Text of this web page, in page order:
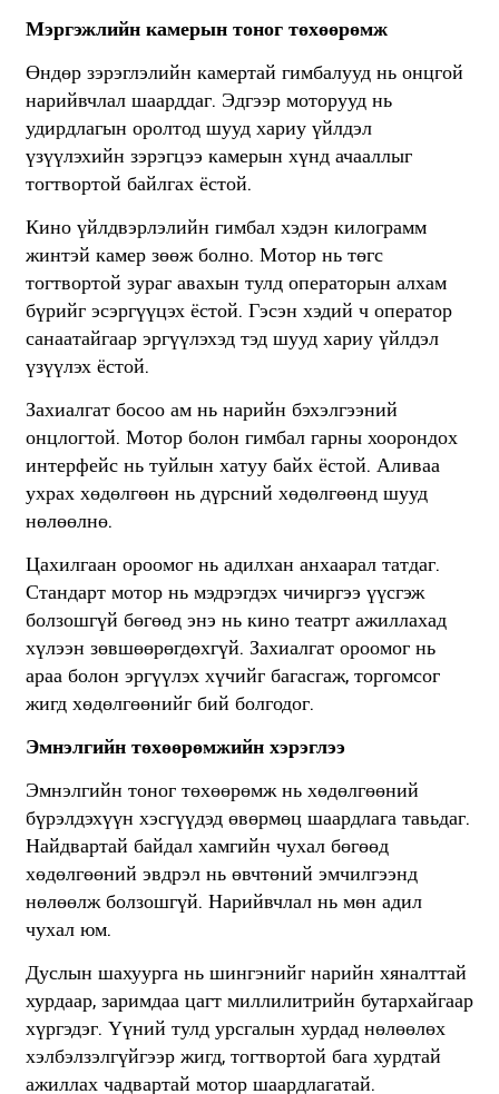
Мэргэжлийн камерын тоног төхөөрөмж
Өндөр зэрэглэлийн камертай гимбалууд нь онцгой
нарийвчлал шаарддаг. Эдгээр моторууд нь
удирдлагын оролтод шууд хариу үйлдэл
үзүүлэхийн зэрэгцээ камерын хүнд ачааллыг
тогтвортой байлгах ёстой.
Кино үйлдвэрлэлийн гимбал хэдэн килограмм
жинтэй камер зөөж болно. Мотор нь төгс
тогтвортой зураг авахын тулд операторын алхам
бүрийг эсэргүүцэх ёстой. Гэсэн хэдий ч оператор
санаатайгаар эргүүлэхэд тэд шууд хариу үйлдэл
үзүүлэх ёстой.
Захиалгат босоо ам нь нарийн бэхэлгээний
онцлогтой. Мотор болон гимбал гарны хоорондох
интерфейс нь туйлын хатуу байх ёстой. Аливаа
ухрах хөдөлгөөн нь дүрсний хөдөлгөөнд шууд
нөлөөлнө.
Цахилгаан ороомог нь адилхан анхаарал татдаг.
Стандарт мотор нь мэдрэгдэх чичиргээ үүсгэж
болзошгүй бөгөөд энэ нь кино театрт ажиллахад
хүлээн зөвшөөрөгдөхгүй. Захиалгат ороомог нь
араа болон эргүүлэх хүчийг багасгаж, торгомсог
жигд хөдөлгөөнийг бий болгодог.
Эмнэлгийн төхөөрөмжийн хэрэглээ
Эмнэлгийн тоног төхөөрөмж нь хөдөлгөөний
бүрэлдэхүүн хэсгүүдэд өвөрмөц шаардлага тавьдаг.
Найдвартай байдал хамгийн чухал бөгөөд
хөдөлгөөний эвдрэл нь өвчтөний эмчилгээнд
нөлөөлж болзошгүй. Нарийвчлал нь мөн адил
чухал юм.
Дуслын шахуурга нь шингэнийг нарийн хяналттай
хурдаар, заримдаа цагт миллилитрийн бутархайгаар
хүргэдэг. Үүний тулд урсгалын хурдад нөлөөлөх
хэлбэлзэлгүйгээр жигд, тогтвортой бага хурдтай
ажиллах чадвартай мотор шаардлагатай.